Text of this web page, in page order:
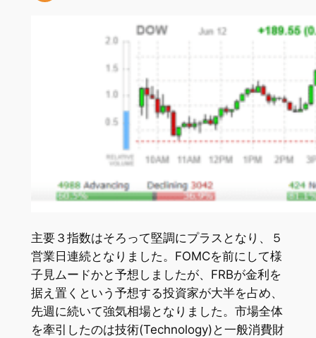
主要３指数はそろって堅調にプラスとなり、５
営業日連続となりました。FOMCを前にして様
子見ムードかと予想しましたが、FRBが金利を
据え置くという予想する投資家が大半を占め、
先週に続いて強気相場となりました。市場全体
を牽引したのは技術(Technology)と一般消費財